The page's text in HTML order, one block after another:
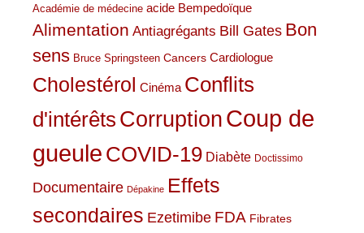
Académie de médecine acide Bempedoïque
Alimentation Antiagrégants Bill Gates Bon
sens Bruce Springsteen Cancers Cardiologue
Cholestérol Cinéma Conflits
d'intérêts CorruptionCoup de
gueule COVID-19 Diabète Doctissimo
Documentaire Dépakine Effets
secondaires Ezetimibe FDA Fibrates